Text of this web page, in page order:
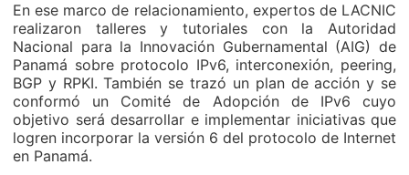
En ese marco de relacionamiento, expertos de LACNIC
realizaron talleres y tutoriales con la Autoridad
Nacional para la Innovación Gubernamental (AIG) de
Panamá sobre protocolo IPv6, interconexión, peering,
BGP y RPKI. También se trazó un plan de acción y se
conformó un Comité de Adopción de IPv6 cuyo
objetivo será desarrollar e implementar iniciativas que
logren incorporar la versión 6 del protocolo de Internet
en Panamá.